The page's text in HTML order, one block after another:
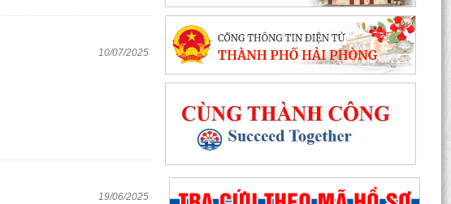
10/07/2025
19/06/2025